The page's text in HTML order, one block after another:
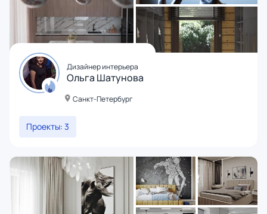
Дизайнер интерьера
Ольга Шатунова
Санкт-Петербург
Проекты: 3